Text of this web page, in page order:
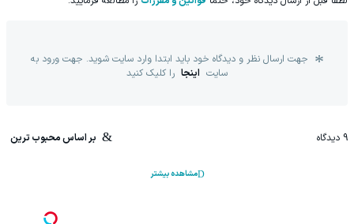
جهت ارسال نظر و دیدگاه خود باید ابتدا وارد سایت شوید. جهت ورود به
سایت اینجا را کلیک کنید
9 دیدگاه بر اساس محبوب ترین
مشاهده بیشتر